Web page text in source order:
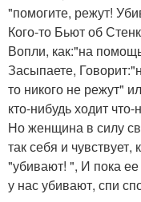
"помогите, режут!
Кого-то Бьют об
Вопли, как:"на
Засыпаете,
то никого не режут"
кто-нибудь ходит
Но женщина в силу
так себя и чувствует,
"убивают! ", И пока ее
у нас убивают, спи